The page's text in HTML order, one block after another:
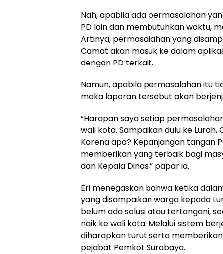
Nah, apabila ada permasalahan
PD lain dan membutuhkan waktu,
Artinya, permasalahan yang
Camat akan masuk ke dalam
dengan PD terkait.
Namun, apabila permasalahan itu
maka laporan tersebut akan
“Harapan saya setiap
wali kota. Sampaikan dulu ke Lurah,
Karena apa? Kepanjangan tangan
memberikan yang terbaik bagi
dan Kepala Dinas,” papar ia.
Eri menegaskan bahwa ketika
yang disampaikan warga kepada
belum ada solusi atau tertangani,
naik ke wali kota. Melalui sistem
diharapkan turut serta
pejabat Pemkot Surabaya.